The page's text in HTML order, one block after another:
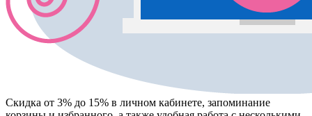
Скидка от 3% до 15% в личном кабинете, запоминание